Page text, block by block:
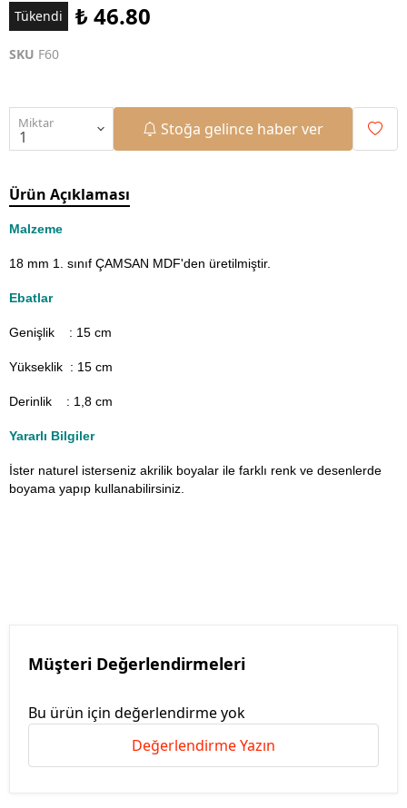
Tükendi ₺ 46.80
SKU F60
Miktar Stoğa gelince haber ver
Ürün Açıklaması
Malzeme
18 mm 1. sınıf ÇAMSAN MDF'den üretilmiştir.
Ebatlar
Genişlik : 15 cm
Yükseklik : 15 cm
Derinlik : 1,8 cm
Yararlı Bilgiler
İster naturel isterseniz akrilik boyalar ile farklı renk ve desenlerde
boyama yapıp kullanabilirsiniz.
Müşteri Değerlendirmeleri
Bu ürün için değerlendirme yok
Değerlendirme Yazın